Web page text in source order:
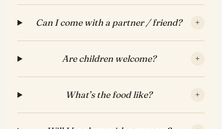
Can I come with a partner / friend? +
Are children welcome? +
What’s the food like? +